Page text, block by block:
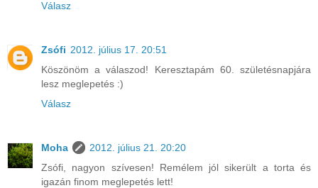
Válasz
Zsófi 2012. július 17. 20:51
Köszönöm a válaszod! Keresztapám 60. születésnapjára
lesz meglepetés :)
Válasz
Moha
2012. július 21. 20:20
Zsófi, nagyon szívesen! Remélem jól sikerült a torta és
igazán finom meglepetés lett!